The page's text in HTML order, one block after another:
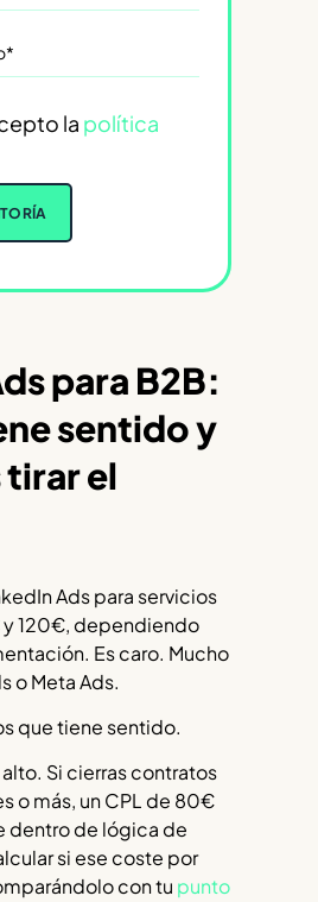
la política
para B2B:
sentido y
tirar el
Ads para servicios
120€, dependiendo
Es caro. Mucho
o Meta Ads.
que tiene sentido.
Si cierras contratos
o más, un CPL de 80€
dentro de lógica de
si ese coste por
con tu punto